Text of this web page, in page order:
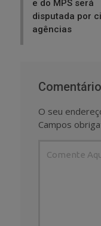
e do MPS será
disputada por
agências
O seu
Campos